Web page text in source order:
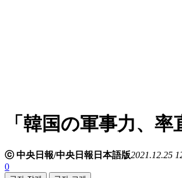
「韓国の軍事力、
ⓒ 中央日報/中央日報日本語版2021.12.25
0